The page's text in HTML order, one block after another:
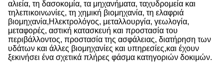
αλιεία, τη δασοκομία, τα μηχανήματα, ταχυδρομεία και
τηλεπικοινωνίες, τη χημική βιομηχανία, τη ελαφριά
βιομηχανία,Ηλεκτρολόγος, μεταλλουργία, γεωλογία,
μεταφορές, αστική κατασκευή και προστασία του
περιβάλλοντος, προστασία της ασφάλειας, διατήρηση των
υδάτων και άλλες βιομηχανίες και υπηρεσίες,και έχουν
ξεκινήσει ένα σχετικά πλήρες φάσμα κατηγοριών δοκιμών.